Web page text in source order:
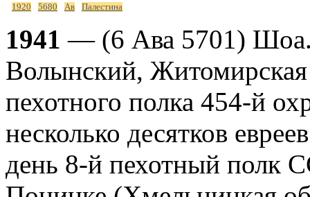
1920 5680 Ав Палестина
1941 — (6 Ава 5701)
Волынский, Житомирская
пехотного полка 454-й
несколько десятков
день 8-й пехотный полк